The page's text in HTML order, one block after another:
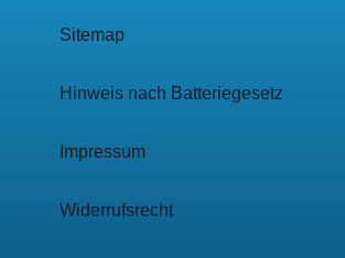
Sitemap
Hinweis nach Batteriegesetz
Impressum
Widerrufsrecht